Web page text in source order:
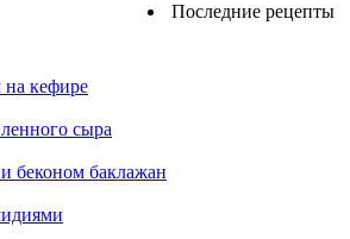
Последние рецепты
на кефире
сыра
беконом баклажан